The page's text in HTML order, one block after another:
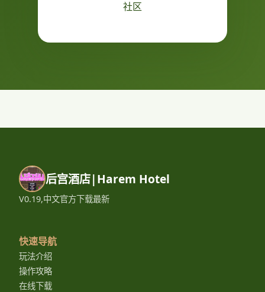
社区
后宫酒店|Harem Hotel
V0.19,中文官方下载最新
快速导航
玩法介绍
操作攻略
在线下载